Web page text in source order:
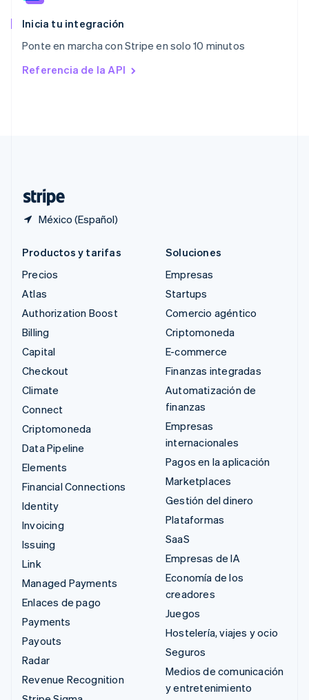
Inicia tu integración
Ponte en marcha con Stripe en solo 10 minutos
Referencia de la API
México (Español)
Reino Unido
English
English
English
Productos y tarifas
Precios
Atlas
Authorization Boost
Billing
Capital
Checkout
Climate
Connect
Criptomoneda
Data Pipeline
Elements
Financial Connections
Identity
Invoicing
Issuing
Link
Managed Payments
Enlaces de pago
Payments
Payouts
Radar
Revenue Recognition
Soluciones
Empresas
Startups
Comercio agéntico
Criptomoneda
E-commerce
Finanzas integradas
Automatización de
finanzas
Empresas
internacionales
Pagos en la aplicación
Marketplaces
Gestión del dinero
Plataformas
SaaS
Empresas de IA
Economía de los
creadores
Juegos
Hostelería, viajes y ocio
Seguros
Medios de comunicación
y entretenimiento